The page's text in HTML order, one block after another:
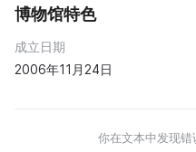
博物馆特色
成立日期
2006年11月24日
你在文本中发现